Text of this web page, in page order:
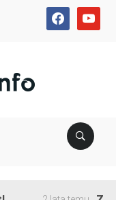
facebookyoutube